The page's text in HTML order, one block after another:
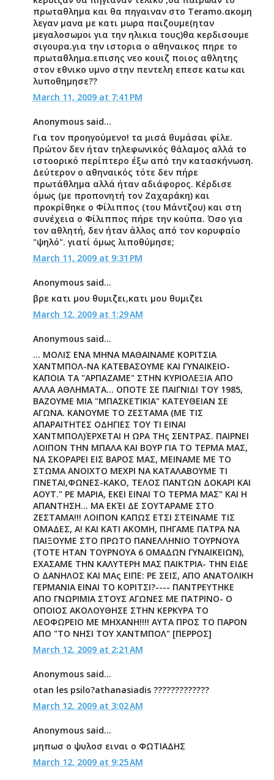
πρωταθλημα και θα πηγαιναν στο Teramo.ακομη
λεγαν μανα με κατι μωρα παιζουμε(ηταν
μεγαλοσωμοι για την ηλικια τους)θα κερδισουμε
σιγουρα.για την ιστορια ο αθηναικος πηρε το
πρωταθλημα.επισης νεο κουιζ ποιος αθλητης
στον εθνικο υμνο στην πεντελη επεσε κατω και
λυποθημησε??
March 11, 2009 at 7:41 PM
Anonymous said...
Για τον προηγούμενο! τα μισά θυμάσαι φίλε.
Πρώτον δεν ήταν τηλεφωνικός θάλαμος αλλά το
ιστοορικό περίπτερο έξω από την κατασκήνωση.
Δεύτερον ο αθηναικός τότε δεν πήρε
πρωτάθλημα αλλά ήταν αδιάφορος. Κέρδισε
όμως (με προπονητή τον Ζαχαράκη) και
προκρίθηκε ο Φίλιππος (του Μάντζου) και στη
συνέχεια ο Φίλιππος πήρε την κούπα. Όσο για
τον αθλητή, δεν ήταν άλλος από τον κορυφαίο
"ψηλό". γιατί όμως λιποθύμησε;
March 11, 2009 at 9:31 PM
Anonymous said...
βρε κατι μου θυμιζει,κατι μου θυμιζει
March 12, 2009 at 1:29 AM
Anonymous said...
... ΜΟΛΙΣ ΕΝΑ ΜΗΝΑ ΜΑΘΑΙΝΑΜΕ ΚΟΡΙΤΣΙΑ
ΧΑΝΤΜΠΟΛ-ΝΑ ΚΑΤΕΒΑΣΟΥΜΕ ΚΑΙ ΓΥΝΑΙΚΕΙΟ-
ΚΑΠΟΙΑ ΤΑ "ΑΡΠΑΖΑΜΕ" ΣΤΗΝ ΚΥΡΙΟΛΕΞΙΑ ΑΠΟ
ΑΛΛΑ ΑΘΛΗΜΑΤΑ... ΟΠΟΤΕ ΣΕ ΠΑΙΓΝΙΔΙ ΤΟΥ 1985,
ΒΑΖΟΥΜΕ ΜΙΑ "ΜΠΑΣΚΕΤΙΚΙΑ" ΚΑΤΕΥΘΕΙΑΝ ΣΕ
ΑΓΩΝΑ. ΚΑΝΟΥΜΕ ΤΟ ΖΕΣΤΑΜΑ (ΜΕ ΤΙΣ
ΑΠΑΡΑΙΤΗΤΕΣ ΟΔΗΓΙΕΣ ΤΟΥ ΤΙ ΕΙΝΑΙ
ΧΑΝΤΜΠΟΛ)ΈΡΧΕΤΑΙ Η ΩΡΑ ΤΗς ΣΕΝΤΡΑΣ. ΠΑΙΡΝΕΙ
ΛΟΙΠΟΝ ΤΗΝ ΜΠΑΛΑ ΚΑΙ ΒΟΥΡ ΓΙΑ ΤΟ ΤΕΡΜΑ ΜΑΣ,
ΝΑ ΣΚΟΡΑΡΕΙ ΕΙΣ ΒΑΡΟΣ ΜΑΣ, ΜΕΙΝΑΜΕ ΜΕ ΤΟ
ΣΤΩΜΑ ΑΝΟΙΧΤΟ ΜΕΧΡΙ ΝΑ ΚΑΤΑΛΑΒΟΥΜΕ ΤΙ
ΓΙΝΕΤΑΙ,ΦΩΝΕΣ-ΚΑΚΟ, ΤΕΛΟΣ ΠΑΝΤΩΝ ΔΟΚΑΡΙ ΚΑΙ
ΑΟΥΤ." ΡΕ ΜΑΡΙΑ, ΕΚΕΙ ΕΙΝΑΙ ΤΟ ΤΕΡΜΑ ΜΑΣ" ΚΑΙ Η
ΑΠΑΝΤΗΣΗ... ΜΑ ΕΚΈΙ ΔΕ ΣΟΥΤΑΡΑΜΕ ΣΤΟ
ΖΕΣΤΑΜΑ!!! ΛΟΙΠΟΝ ΚΑΠΩΣ ΕΤΣΙ ΣΤΕΙΝΑΜΕ ΤΙΣ
ΟΜΑΔΕΣ, Α! ΚΑΙ ΚΑΤΙ ΑΚΟΜΗ, ΠΗΓΑΜΕ ΠΑΤΡΑ ΝΑ
ΠΑΙΞΟΥΜΕ ΣΤΟ ΠΡΩΤΟ ΠΑΝΕΛΛΗΝΙΟ ΤΟΥΡΝΟΥΑ
(ΤΟΤΕ ΗΤΑΝ ΤΟΥΡΝΟΥΑ 6 ΟΜΑΔΩΝ ΓΥΝΑΙΚΕΙΩΝ),
ΕΧΑΣΑΜΕ ΤΗΝ ΚΑΛΥΤΕΡΗ ΜΑΣ ΠΑΙΚΤΡΙΑ- ΤΗΝ ΕΙΔΕ
Ο ΔΑΝΗΛΟΣ ΚΑΙ ΜΑς ΕΙΠΕ: ΡΕ ΣΕΙΣ, ΑΠΟ ΑΝΑΤΟΛΙΚΗ
ΓΕΡΜΑΝΙΑ ΕΙΝΑΙ ΤΟ ΚΟΡΙΤΣΙ?---- ΠΑΝΤΡΕΥΤΗΚΕ
ΑΠΟ ΓΝΩΡΙΜΙΑ ΣΤΟΥΣ ΑΓΩΝΕΣ ΜΕ ΠΑΤΡΙΝΟ- Ο
ΟΠΟΙΟΣ ΑΚΟΛΟΥΘΗΣΕ ΣΤΗΝ ΚΕΡΚΥΡΑ ΤΟ
ΛΕΟΦΩΡΕΙΟ ΜΕ ΜΗΧΑΝΗ!!!! ΑΥΤΑ ΠΡΟΣ ΤΟ ΠΑΡΟΝ
ΑΠΟ "ΤΟ ΝΗΣΙ ΤΟΥ ΧΑΝΤΜΠΟΛ" [ΠΕΡΡΟΣ]
March 12, 2009 at 2:21 AM
Anonymous said...
otan les psilo?athanasiadis ?????????????
March 12, 2009 at 3:02 AM
Anonymous said...
μηπωσ ο ψυλοσ ειναι ο ΦΩΤΙΑΔΗΣ
March 12, 2009 at 9:25 AM